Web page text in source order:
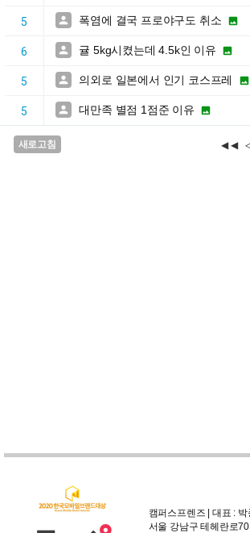
5  폭염에 결국 프로야구도 취소 
6  귤 5kg시켰는데 4.5k인 이유 
5  의외로 일본에서 인기 코스프레 
5  대만족 별점 1점준 이유 
새로고침 ◀◀
캠퍼스프렌즈 | 대표 : 박
서울 강남구 테헤란로